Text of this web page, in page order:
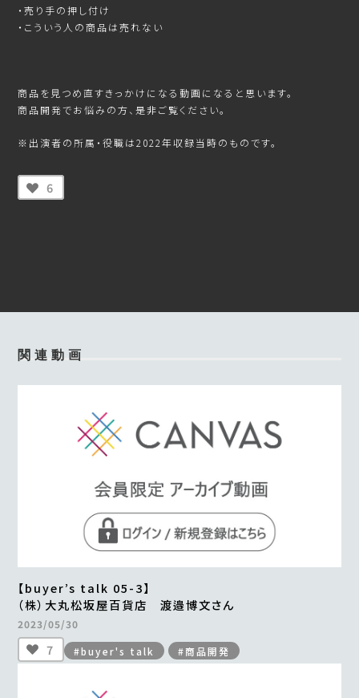
・売り手の押し付け
・こういう人の商品は売れない
商品を見つめ直すきっかけになる動画になると思います。
商品開発でお悩みの方、是非ご覧ください。
※出演者の所属・役職は2022年収録当時のものです。
6
関連動画
【buyer’s talk 05-3】
（株）大丸松坂屋百貨店 渡邉博文さん
2023/05/30
7 #buyer's talk #商品開発